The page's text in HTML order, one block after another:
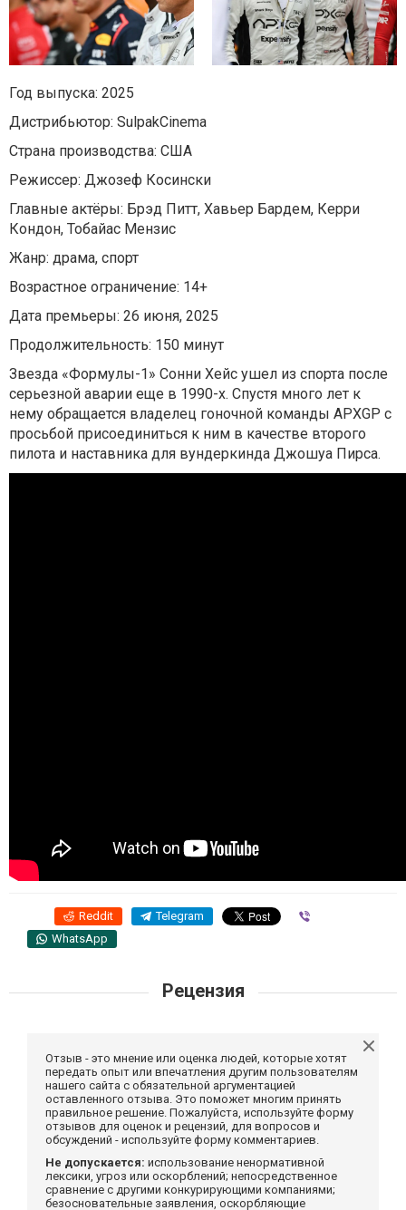
Год выпуска: 2025
Дистрибьютор: SulpakCinema
Страна производства: США
Режиссер: Джозеф Косински
Главные актёры: Брэд Питт, Хавьер Бардем, Керри
Кондон, Тобайас Мензис
Жанр: драма, спорт
Возрастное ограничение: 14+
Дата премьеры: 26 июня, 2025
Продолжительность: 150 минут
Звезда «Формулы-1» Сонни Хейс ушел из спорта после
серьезной аварии еще в 1990-х. Спустя много лет к
нему обращается владелец гоночной команды APXGP с
просьбой присоединиться к ним в качестве второго
пилота и наставника для вундеркинда Джошуа Пирса.
Reddit Telegram
WhatsApp
Рецензия
Отзыв - это мнение или оценка людей, которые хотят
передать опыт или впечатления другим пользователям
нашего сайта с обязательной аргументацией
оставленного отзыва. Это поможет многим принять
правильное решение. Пожалуйста, используйте форму
отзывов для оценок и рецензий, для вопросов и
обсуждений - используйте форму комментариев.
Не допускается: использование ненормативной
лексики, угроз или оскорблений; непосредственное
сравнение с другими конкурирующими компаниями;
безосновательные заявления, оскорбляющие